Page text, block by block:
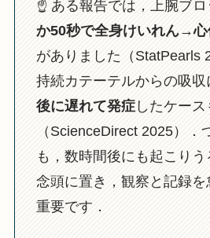
☝️ ある報告では，上腕ブロ
か50秒で全身けいれん→心
がありました（StatPearls
持続カテーテルからの吸収
後に遅れて発症したケース
（ScienceDirect 2025）．
も，数時間後にも起こり
念頭に置き，観察と記録
重要です．